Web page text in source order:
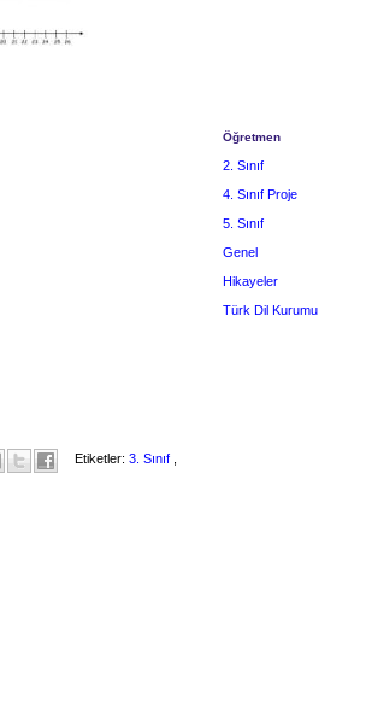
Etiketler: 3. Sınıf
Öğretmen
2. Sınıf
4. Sınıf Proje
5. Sınıf
Genel
Hikayeler
Türk Dil Kurumu